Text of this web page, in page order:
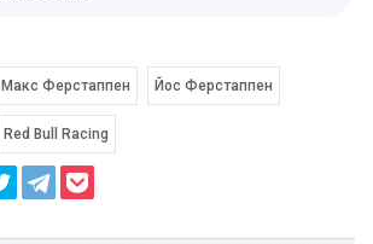
Макс Ферстаппен Йос Ферстаппен
Red Bull Racing